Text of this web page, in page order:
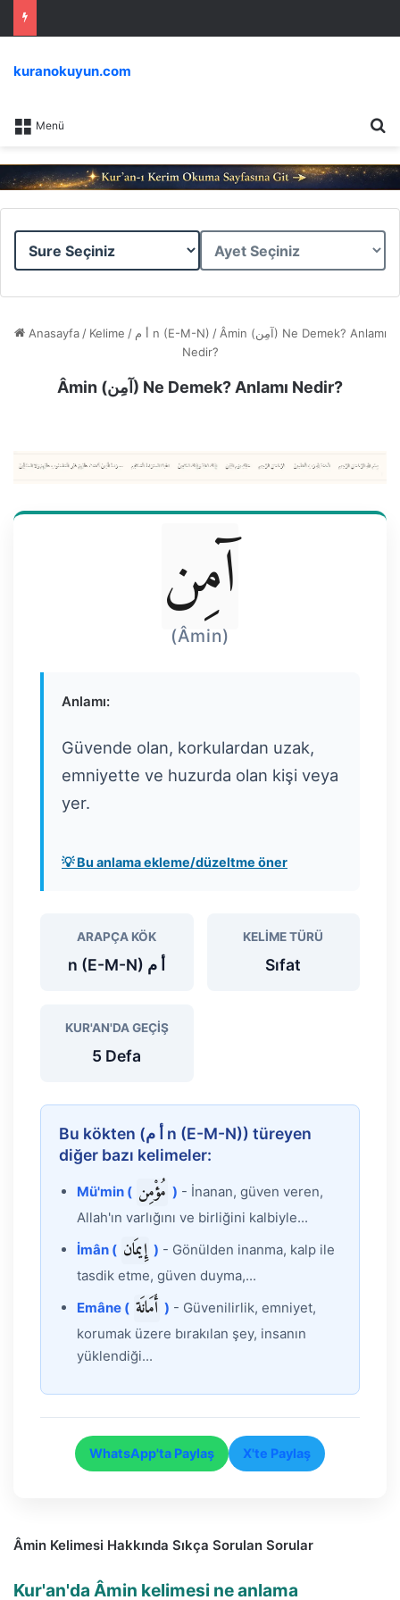
Menü
kuranokuyun.com
Sure
Ayet
Anasayfa / Kelime / أ م n (E-M-N) / Âmin (آمِن) Ne Demek? Anlamı
Nedir?
Âmin (آمِن) Ne Demek? Anlamı Nedir?
آمِن
(Âmin)
Anlamı:
Güvende olan, korkulardan uzak,
emniyette ve huzurda olan kişi veya
yer.
💡 Bu anlama ekleme/düzeltme öner
ARAPÇA KÖK
أ م n (E-M-N)
KELIME TÜRÜ
Sıfat
KUR'AN'DA GEÇIŞ
5 Defa
Bu kökten (أ م n (E-M-N)) türeyen
diğer bazı kelimeler:
Mü'min ( مُؤْمِن ) - İnanan, güven veren,
Allah'ın varlığını ve birliğini kalbiyle...
İmân ( إِيمَان ) - Gönülden inanma, kalp ile
tasdik etme, güven duyma,...
Emâne ( أَمَانَة ) - Güvenilirlik, emniyet,
korumak üzere bırakılan şey, insanın
yüklendiği...
WhatsApp'ta Paylaş X'te Paylaş
Âmin Kelimesi Hakkında Sıkça Sorulan Sorular
Kur'an'da Âmin kelimesi ne anlama